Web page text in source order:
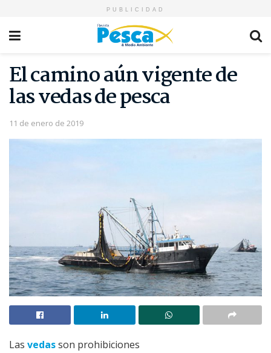
PUBLICIDAD
El camino aún vigente de
las vedas de pesca
11 de enero de 2019
Las vedasson prohibiciones